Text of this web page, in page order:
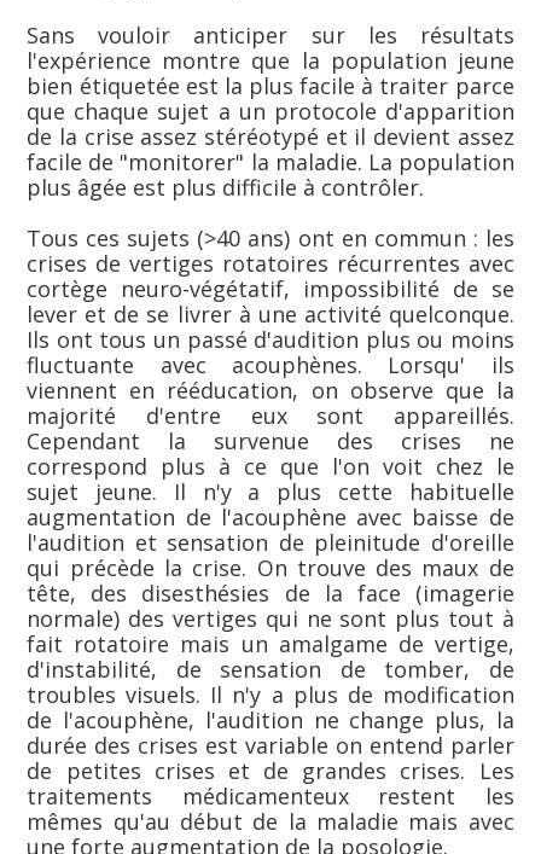
Sans vouloir anticiper sur les résultats
l'expérience montre que la population jeune
bien étiquetée est la plus facile à traiter parce
que chaque sujet a un protocole d'apparition
de la crise assez stéréotypé et il devient assez
facile de "monitorer" la maladie. La population
plus âgée est plus difficile à contrôler.
Tous ces sujets (>40 ans) ont en commun : les
crises de vertiges rotatoires récurrentes avec
cortège neuro-végétatif, impossibilité de se
lever et de se livrer à une activité quelconque.
Ils ont tous un passé d'audition plus ou moins
fluctuante avec acouphènes. Lorsqu' ils
viennent en rééducation, on observe que la
majorité d'entre eux sont appareillés.
Cependant la survenue des crises ne
correspond plus à ce que l'on voit chez le
sujet jeune. Il n'y a plus cette habituelle
augmentation de l'acouphène avec baisse de
l'audition et sensation de pleinitude d'oreille
qui précède la crise. On trouve des maux de
tête, des disesthésies de la face (imagerie
normale) des vertiges qui ne sont plus tout à
fait rotatoire mais un amalgame de vertige,
d'instabilité, de sensation de tomber, de
troubles visuels. Il n'y a plus de modification
de l'acouphène, l'audition ne change plus, la
durée des crises est variable on entend parler
de petites crises et de grandes crises. Les
traitements médicamenteux restent les
mêmes qu'au début de la maladie mais avec
une forte augmentation de la posologie.